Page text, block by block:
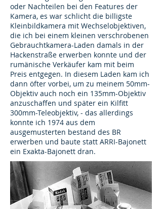
oder Nachteilen bei den Features der
Kamera, es war schlicht die billigste
Kleinbildkamera mit Wechselobjektiven,
die ich bei einem kleinen verschrobenen
Gebrauchtkamera-Laden damals in der
Hackenstraße erwerben konnte und der
rumänische Verkäufer kam mit beim
Preis entgegen. In diesem Laden kam ich
dann öfter vorbei, um zu meinem 50mm-
Objektiv auch noch ein 135mm-Objektiv
anzuschaffen und später ein Kilfitt
300mm-Teleobjektiv, - das allerdings
konnte ich 1974 aus dem
ausgemusterten bestand des BR
erwerben und baute statt ARRI-Bajonett
ein Exakta-Bajonett dran.